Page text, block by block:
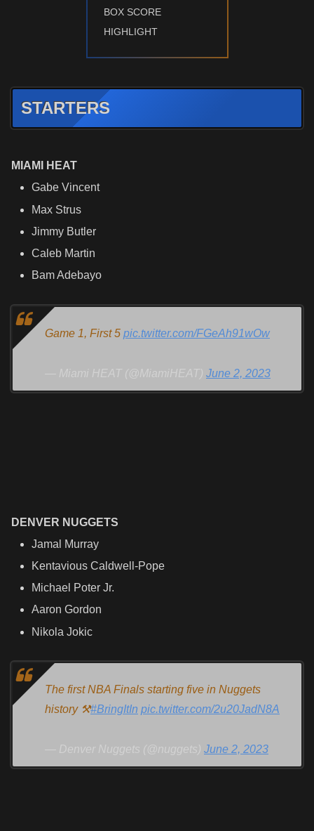
BOX SCORE
HIGHLIGHT
STARTERS
MIAMI HEAT
Gabe Vincent
Max Strus
Jimmy Butler
Caleb Martin
Bam Adebayo
Game 1, First 5 pic.twitter.com/FGeAh91wOw
— Miami HEAT (@MiamiHEAT) June 2, 2023
DENVER NUGGETS
Jamal Murray
Kentavious Caldwell-Pope
Michael Poter Jr.
Aaron Gordon
Nikola Jokic
The first NBA Finals starting five in Nuggets
history ⚒#BringItIn pic.twitter.com/2u20JadN8A
— Denver Nuggets (@nuggets) June 2, 2023